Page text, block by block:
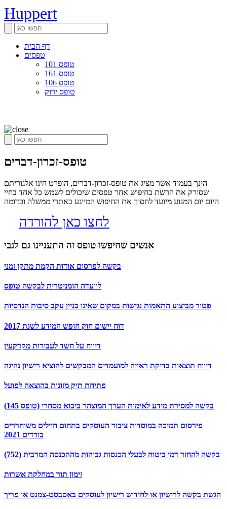
Huppert
דף הבית
טפסים
טופס 101
טופס 161
טופס 106
טופס ירוק
טופס-זכרון-דברים
הינך בעמוד אשר מציג את טופס-זכרון-דברים, הופרט הינו אלגוריתם
שסורק את הרשת בחיפוש אחר טפסים שיכולים לשמש כל אחד בחיי
היום יום המנוע מיועד לחסוך את החיפוש המייגע באתרי ממשלה וכדומה
לחצו כאן להורדה
אנשים שחיפשו טופס זה התעניינו גם לגבי
בקשה לפרסום אודות הקמת מתקן זמני
לוועדה הומניטרית לבקשה טופס
פטור מביצוע התאמות נגישות במקום שאינו בניין עקב סיבות הנדסיות
דוח יישום חוק חופש המידע לשנת 2017
דיווח על חשד לעבירות מקרקעין
דיווח תוצאות בדיקת ראייה למועמדים המבקשים להוציא רישיון נהיגה
פתיחת תיק מזונות בהוצאה לפועל
בקשה למסירת מידע לאימות הערך המוצהר ביבוא מסחרי (טופס 145)
פירסום תמיכה במוסדות ציבור העוסקים בתחום חיילים משוחררים
בודדים 2021
בקשה להחזר דמי ביטוח לבעלי הכנסות גבוהות מההכנסה המרבית (752)
זימון תור במחלקת אשרות
הגשת בקשה לרישיון או לחידוש רישיון לעוסקים באסבסט-צמנט או פריך